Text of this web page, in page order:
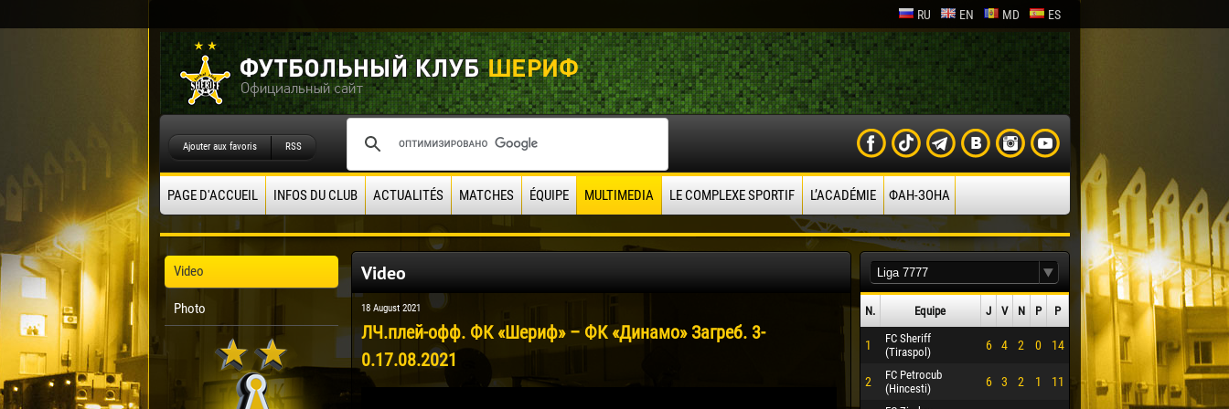
RU EN MD ES
Ajouter aux favoris RSS
PAGE D'ACCUEIL INFOS DU CLUB ACTUALITÉS MATCHES ÉQUIPE MULTIMEDIA LE COMPLEXE SPORTIF L’ACADÉMIE ФАН-ЗОНА
Video
Photo
Video
18 August 2021
ЛЧ.плей-офф. ФК «Шериф» – ФК «Динамо» Загреб. 3-
0.17.08.2021
N. Equipe J V N P P
1
FC Sheriff
(Tiraspol)
6 4 2 0 14
2
FC Petrocub
(Hincesti)
6 3 2 1 11